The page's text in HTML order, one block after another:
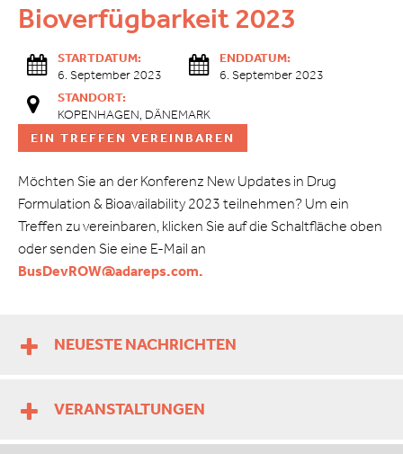
Bioverfügbarkeit 2023
STARTDATUM:
6. September 2023
ENDDATUM:
6. September 2023
STANDORT:
KOPENHAGEN, DÄNEMARK
EIN TREFFEN VEREINBAREN
Möchten Sie an der Konferenz New Updates in Drug
Formulation & Bioavailability 2023 teilnehmen? Um ein
Treffen zu vereinbaren, klicken Sie auf die Schaltfläche oben
oder senden Sie eine E-Mail an
BusDevROW@adareps.com.
NEUESTE NACHRICHTEN
VERANSTALTUNGEN